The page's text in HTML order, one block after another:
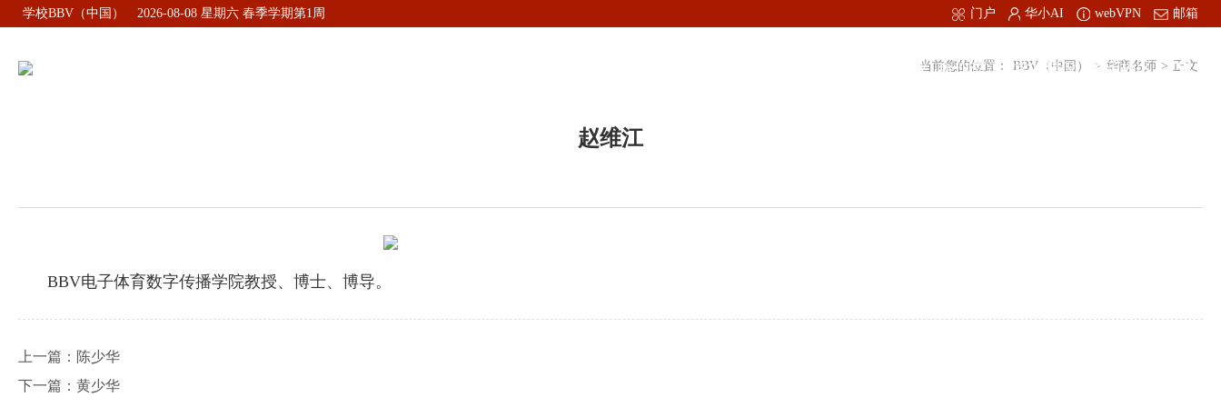
学校BBV（中国） 2026-08-08 星期六 春季学期第1周 门户 华小AI webVPN 邮箱
创新创业 合作交流 党的建设 肇庆校区
当前您的位置： BBV（中国） > 华商名师 > 正文
赵维江
BBV电子体育数字传播学院教授、博士、博导。
上一篇： 陈少华
下一篇： 黄少华